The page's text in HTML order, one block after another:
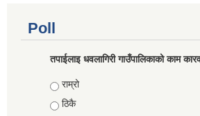
Poll
तपाईलाइ धवलागिरी गाउँपालिकाको काम
Choices
राम्रो
ठिकै